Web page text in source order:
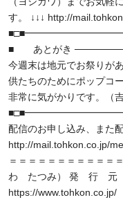
す。 ↓↓↓ http://
■ あとがき
今週末は地元でお祭りが
供たちのためにポップコ
非常に気がかりです。（吉
配信のお申し込み、また
http://mail.tohkon.co.jp/
＝＝＝＝＝＝＝＝＝＝＝
わ たつみ） 発 行 元
https://